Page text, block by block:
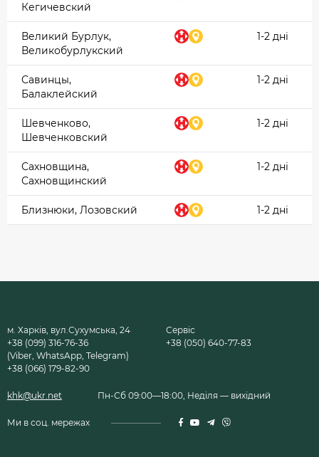
Кегичевский
Великий Бурлук,
Великобурлукский
1-2 дні
Савинцы,
Балаклейский
1-2 дні
Шевченково,
Шевченковский
1-2 дні
Сахновщина,
Сахновщинский
1-2 дні
Близнюки, Лозовский 1-2 дні
м. Харків, вул.Сухумська, 24
+38 (099) 316-76-36
(Viber, WhatsApp, Telegram)
+38 (066) 179-82-90
Сервіс
+38 (050) 640-77-83
khk@ukr.net Пн-Сб 09:00—18:00, Неділя — вихідний
Ми в соц. мережах